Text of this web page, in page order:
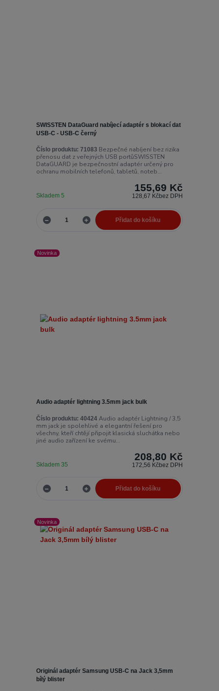
SWISSTEN DataGuard nabíjecí adaptér s blokací dat
USB-C - USB-C černý
Číslo produktu: 71083 Bezpečné nabíjení bez rizika
přenosu dat z veřejných USB portůSWISSTEN
DataGUARD je bezpečnostní adaptér určený pro
ochranu mobilních telefonů, tabletů, noteb...
155,69 Kč
128,67 Kčbez DPH
Skladem 5
Přidat do košíku
Novinka
Audio adaptér lightning 3.5mm jack bulk
Číslo produktu: 40424Audio adaptér Lightning / 3,5
mm jack je spolehlivé a elegantní řešení pro
všechny, kteří chtějí připojit klasická sluchátka nebo
jiné audio zařízení ke svému...
208,80 Kč
172,56 Kčbez DPH
Skladem 35
Přidat do košíku
Novinka
Originál adaptér Samsung USB-C na Jack 3,5mm
bílý blister